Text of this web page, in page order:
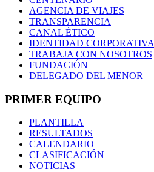
AGENCIA DE VIAJES
TRANSPARENCIA
CANAL ÉTICO
IDENTIDAD CORPORATIVA
TRABAJA CON NOSOTROS
FUNDACIÓN
DELEGADO DEL MENOR
PRIMER EQUIPO
PLANTILLA
RESULTADOS
CALENDARIO
CLASIFICACIÓN
NOTICIAS